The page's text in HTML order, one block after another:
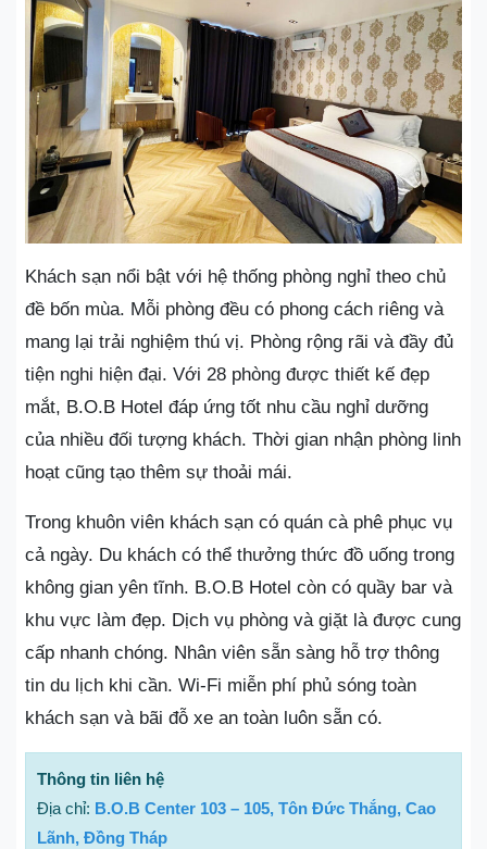
Khách sạn nổi bật với hệ thống phòng nghỉ theo chủ
đề bốn mùa. Mỗi phòng đều có phong cách riêng và
mang lại trải nghiệm thú vị. Phòng rộng rãi và đầy đủ
tiện nghi hiện đại. Với 28 phòng được thiết kế đẹp
mắt, B.O.B Hotel đáp ứng tốt nhu cầu nghỉ dưỡng
của nhiều đối tượng khách. Thời gian nhận phòng linh
hoạt cũng tạo thêm sự thoải mái.
Trong khuôn viên khách sạn có quán cà phê phục vụ
cả ngày. Du khách có thể thưởng thức đồ uống trong
không gian yên tĩnh. B.O.B Hotel còn có quầy bar và
khu vực làm đẹp. Dịch vụ phòng và giặt là được cung
cấp nhanh chóng. Nhân viên sẵn sàng hỗ trợ thông
tin du lịch khi cần. Wi-Fi miễn phí phủ sóng toàn
khách sạn và bãi đỗ xe an toàn luôn sẵn có.
Thông tin liên hệ
Địa chỉ: B.O.B Center 103 – 105, Tôn Đức Thắng, Cao
Lãnh, Đồng Tháp